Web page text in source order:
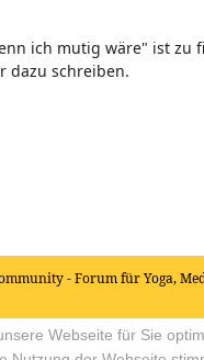
ich mutig wäre" ist zu
dazu schreiben.
- Forum für Yoga,
Webseite für Sie